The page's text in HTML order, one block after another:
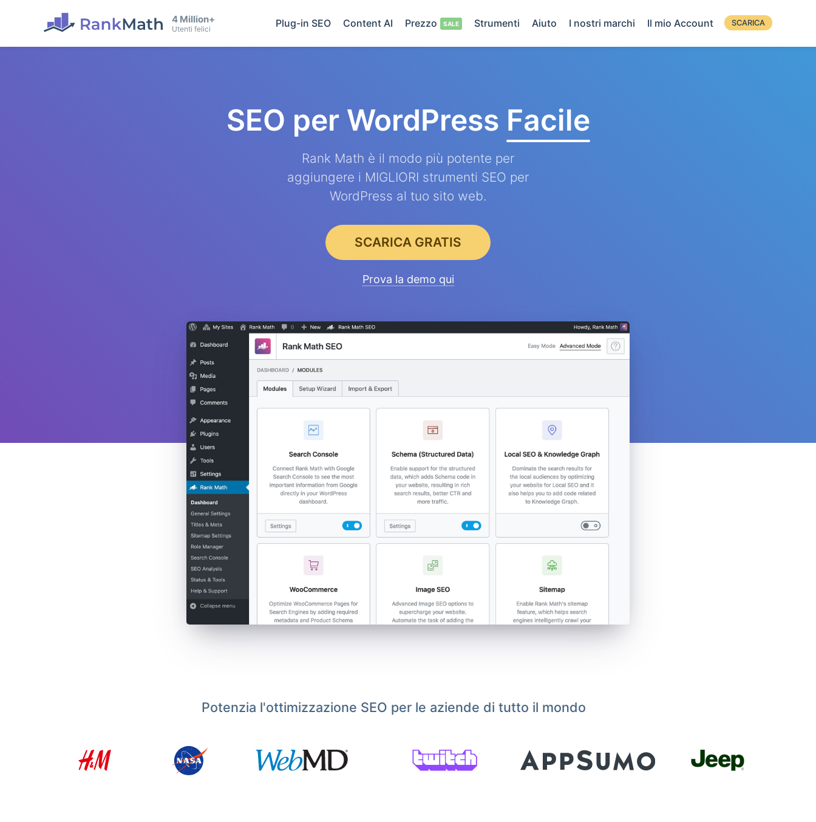
4 Million+
Utenti felici Plug-in SEO Content AI Prezzo Strumenti Aiuto I nostri marchi Il mio Account SCARICA
SEO per WordPress Facile
Rank Math è il modo più potente per
aggiungere i MIGLIORI strumenti SEO per
WordPress al tuo sito web.
SCARICA GRATIS
Prova la demo qui
Potenzia l'ottimizzazione SEO per le aziende di tutto il mondo